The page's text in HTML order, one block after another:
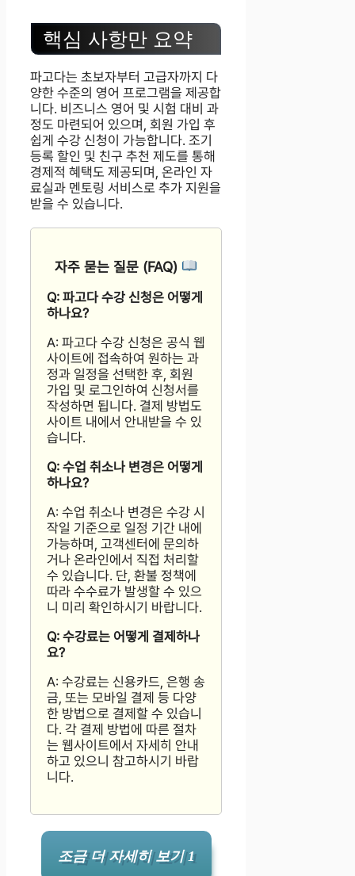
핵심 사항만 요약
파고다는 초보자부터 고급자까지 다
양한 수준의 영어 프로그램을 제공합
니다. 비즈니스 영어 및 시험 대비 과
정도 마련되어 있으며, 회원 가입 후
쉽게 수강 신청이 가능합니다. 조기
등록 할인 및 친구 추천 제도를 통해
경제적 혜택도 제공되며, 온라인 자
료실과 멘토링 서비스로 추가 지원을
받을 수 있습니다.
자주 묻는 질문 (FAQ)
Q: 파고다 수강 신청은 어떻게
하나요?
A: 파고다 수강 신청은 공식 웹
사이트에 접속하여 원하는 과
정과 일정을 선택한 후, 회원
가입 및 로그인하여 신청서를
작성하면 됩니다. 결제 방법도
사이트 내에서 안내받을 수 있
습니다.
Q: 수업 취소나 변경은 어떻게
하나요?
A: 수업 취소나 변경은 수강 시
작일 기준으로 일정 기간 내에
가능하며, 고객센터에 문의하
거나 온라인에서 직접 처리할
수 있습니다. 단, 환불 정책에
따라 수수료가 발생할 수 있으
니 미리 확인하시기 바랍니다.
Q: 수강료는 어떻게 결제하나
요?
A: 수강료는 신용카드, 은행 송
금, 또는 모바일 결제 등 다양
한 방법으로 결제할 수 있습니
다. 각 결제 방법에 따른 절차
는 웹사이트에서 자세히 안내
하고 있으니 참고하시기 바랍
니다.
조금 더 자세히 보기 1